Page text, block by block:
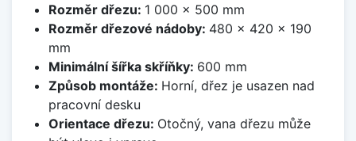
Rozměr dřezu: 1 000 x 500 mm
Rozměr dřezové nádoby: 480 x 420 x 190
mm
Minimální šířka skříňky: 600 mm
Způsob montáže: Horní, dřez je usazen nad
pracovní desku
Orientace dřezu: Otočný, vana dřezu může